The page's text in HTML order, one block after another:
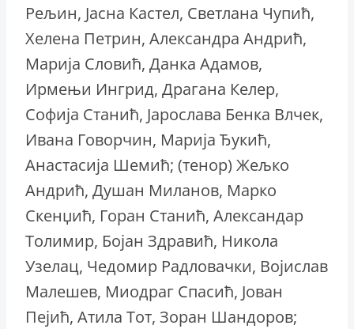
Рељин, Јасна Кастел, Светлана Чупић,
Хелена Петрин, Александра Андрић,
Марија Словић, Данка Адамов,
Ирмењи Ингрид, Драгана Келер,
Софија Станић, Јарослава Бенка Влчек,
Ивана Говорчин, Марија Ђукић,
Анастасија Шемић; (тенор) Жељко
Андрић, Душан Миланов, Марко
Скенџић, Горан Станић, Александар
Толимир, Бојан Здравић, Никола
Узелац, Чедомир Радловачки, Војислав
Малешев, Миодраг Спасић, Јован
Пејић, Атила Тот, Зоран Шандоров;